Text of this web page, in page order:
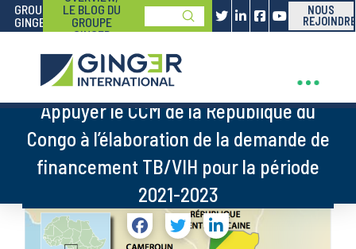
GROUPE
GINGER
LE BLOG DU
GROUPE
GINGER
Search
Submit
NOUS
REJOINDRE
Appuyer le CCM de la République du
Congo à l’élaboration de la demande de
financement TB/VIH pour la période
2021-2023